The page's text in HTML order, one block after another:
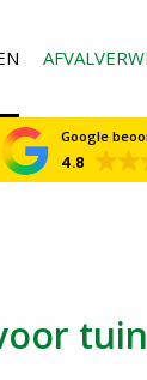
Google
4.8